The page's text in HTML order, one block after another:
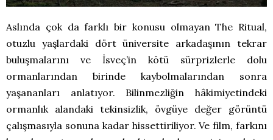
Aslında çok da farklı bir konusu olmayan The Ritual,
otuzlu yaşlardaki dört üniversite arkadaşının tekrar
buluşmalarını ve İsveç’in kötü sürprizlerle dolu
ormanlarından birinde kaybolmalarından sonra
yaşananları anlatıyor. Bilinmezliğin hâkimiyetindeki
ormanlık alandaki tekinsizlik, övgüye değer görüntü
çalışmasıyla sonuna kadar hissettiriliyor. Ve film, farkını